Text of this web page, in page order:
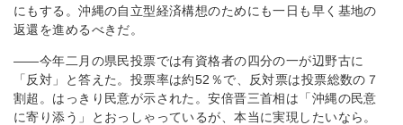
にもする。沖縄の自立型経済構想のためにも一日も早く基地の
返還を進めるべきだ。
――今年二月の県民投票では有資格者の四分の一が辺野古に
「反対」と答えた。投票率は約52％で、反対票は投票総数の７
割超。はっきり民意が示された。安倍晋三首相は「沖縄の民意
に寄り添う」とおっしゃっているが、本当に実現したいなら。